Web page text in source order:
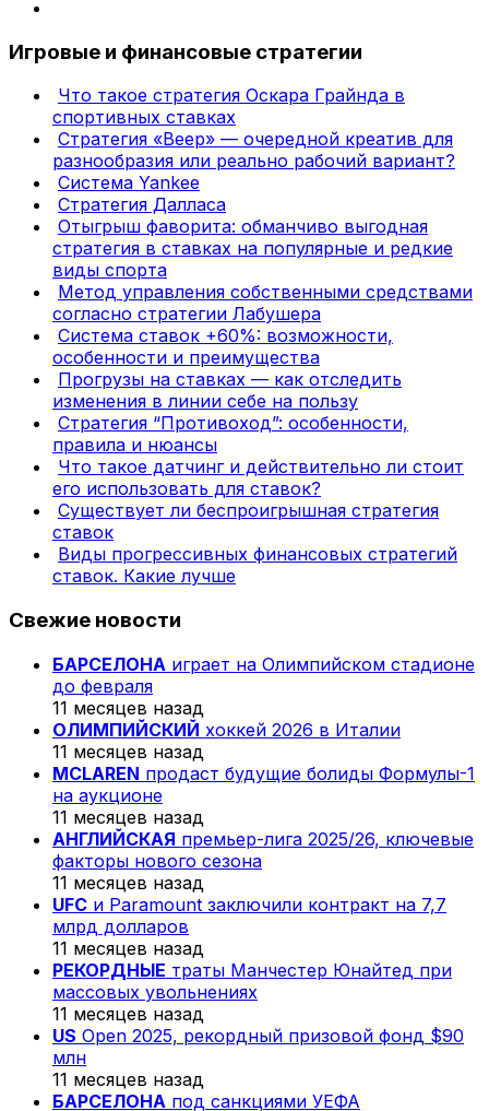
Игровые и финансовые стратегии
Что такое стратегия Оскара Грайнда в
спортивных ставках
Стратегия «Веер» — очередной креатив для
разнообразия или реально рабочий вариант?
Система Yankee
Стратегия Далласа
Отыгрыш фаворита: обманчиво выгодная
стратегия в ставках на популярные и редкие
виды спорта
Метод управления собственными средствами
согласно стратегии Лабушера
Система ставок +60%: возможности,
особенности и преимущества
Прогрузы на ставках — как отследить
изменения в линии себе на пользу
Стратегия “Противоход”: особенности,
правила и нюансы
Что такое датчинг и действительно ли стоит
его использовать для ставок?
Существует ли беспроигрышная стратегия
ставок
Виды прогрессивных финансовых стратегий
ставок. Какие лучше
Свежие новости
БАРСЕЛОНА играет на Олимпийском стадионе
до февраля
11 месяцев назад
ОЛИМПИЙСКИЙ хоккей 2026 в Италии
11 месяцев назад
MCLAREN продаст будущие болиды Формулы-1
на аукционе
11 месяцев назад
АНГЛИЙСКАЯ премьер-лига 2025/26, ключевые
факторы нового сезона
11 месяцев назад
UFC и Paramount заключили контракт на 7,7
млрд долларов
11 месяцев назад
РЕКОРДНЫЕ траты Манчестер Юнайтед при
массовых увольнениях
11 месяцев назад
US Open 2025, рекордный призовой фонд $90
млн
11 месяцев назад
БАРСЕЛОНА под санкциями УЕФА